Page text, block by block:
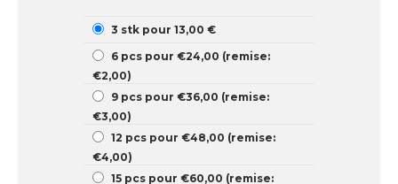
3 stk pour 13,00 €
6 pcs pour €24,00 (remise:
€2,00)
9 pcs pour €36,00 (remise:
€3,00)
12 pcs pour €48,00 (remise:
€4,00)
15 pcs pour €60,00 (remise: